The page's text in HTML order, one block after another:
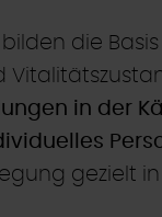
bilden die
in der
gezielt